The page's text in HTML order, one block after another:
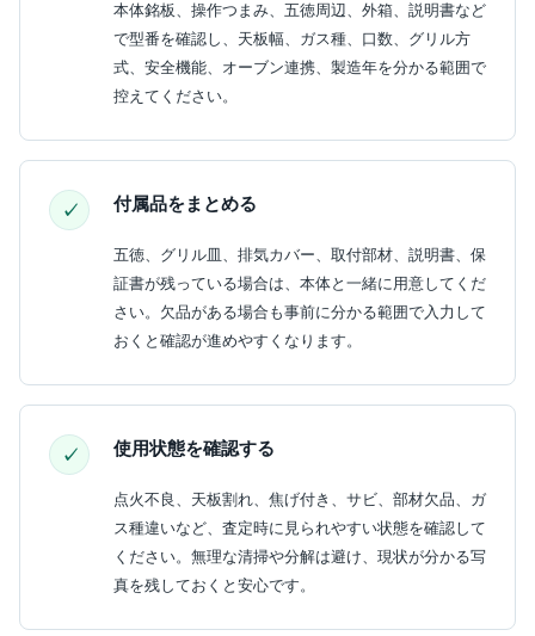
本体銘板、操作つまみ、五徳周辺、外箱、説明書など
で型番を確認し、天板幅、ガス種、口数、グリル方
式、安全機能、オーブン連携、製造年を分かる範囲で
控えてください。
付属品をまとめる
五徳、グリル皿、排気カバー、取付部材、説明書、保
証書が残っている場合は、本体と一緒に用意してくだ
さい。欠品がある場合も事前に分かる範囲で入力して
おくと確認が進めやすくなります。
使用状態を確認する
点火不良、天板割れ、焦げ付き、サビ、部材欠品、ガ
ス種違いなど、査定時に見られやすい状態を確認して
ください。無理な清掃や分解は避け、現状が分かる写
真を残しておくと安心です。